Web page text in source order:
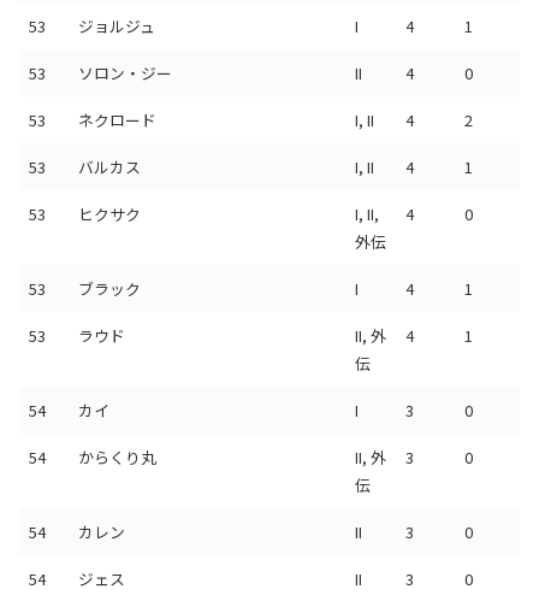
53 ジョルジュ I 4 1
53 ソロン・ジー II 4 0
53 ネクロード I, II 4 2
53 バルカス I, II 4 1
53 ヒクサク
I, II,
外伝
4 0
53 ブラック I 4 1
53 ラウド
II, 外
伝
4 1
54 カイ I 3 0
54 からくり丸
II, 外
伝
3 0
54 カレン II 3 0
54 ジェス II 3 0